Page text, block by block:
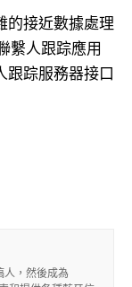
的接近數據處理
繫人跟踪應用
跟踪服務器接口
人，然後成為